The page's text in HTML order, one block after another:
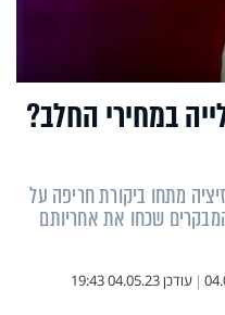
במחירי החלב?
מתחו ביקורת חריפה על
שכחו את אחריותם
| עודכן04.05.23 19:43